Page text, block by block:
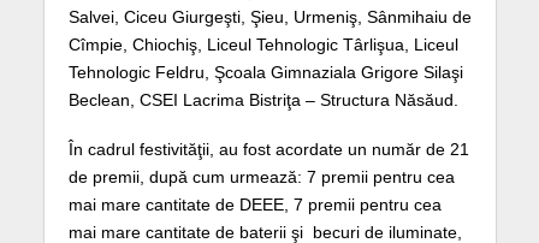
Salvei, Ciceu Giurgeşti, Şieu, Urmeniş, Sânmihaiu de
Cîmpie, Chiochiş, Liceul Tehnologic Târlişua, Liceul
Tehnologic Feldru, Şcoala Gimnaziala Grigore Silaşi
Beclean, CSEI Lacrima Bistriţa – Structura Năsăud.
În cadrul festivităţii, au fost acordate un număr de 21
de premii, după cum urmează: 7 premii pentru cea
mai mare cantitate de DEEE, 7 premii pentru cea
mai mare cantitate de baterii şi becuri de iluminate,